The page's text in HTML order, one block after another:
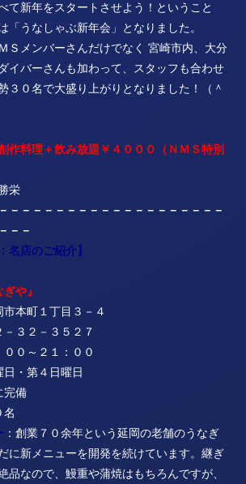
て新年をスタートさせよう！ということ
「うなしゃぶ新年会」となりました。
Ｓメンバーさんだけでなく 宮崎市内、大分
イバーさんも加わって、スタッフも合わせ
３０名で大盛り上がりとなりました！（＾
作料理＋飲み放題￥４０００（ＮＭＳ特別
栄
－－ －－－－－－－－－－－－－－－－－－
－－
名店のご紹介】
や』
本町１丁目３－４
－３２－３５２７
００～２１：００
日・第４日曜日
完備
名
：創業７０余年という延岡の老舗のうなぎ
に新メニューを開発を続けています。継ぎ
品なので、鰻重や蒲焼はもちろんですが、